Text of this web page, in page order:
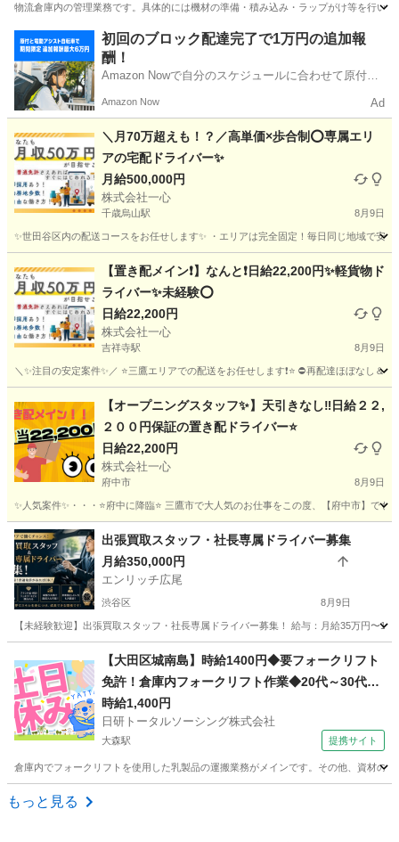
物流倉庫内の管理業務です。具体的には機材の準備・積み込み・ラップがけ等を行い
葛西臨海公園駅 ドライバー
初回のブロック配達完了で1万円の追加報
酬！
Amazon Nowで自分のスケジュールに合わせて原付や
う！
Amazon Now Ad
＼月70万超えも！？／高単価×歩合制⭕️専属エリ
アの宅配ドライバー✨
月給500,000円
株式会社一心
千歳烏山駅 8月9日
✨世田谷区内の配送コースをお任せします✨ ・エリアは完全固定！毎日同じ地域で
千歳烏山駅 物流 東京 世田谷区 物流
置き配
【置き配メイン❗️】なんと❗️日給22,200円✨軽貨物ド
ライバー✨未経験⭕️
日給22,200円
株式会社一心
吉祥寺駅 8月9日
＼✨注目の安定案件✨／ ⭐️三鷹エリアでの配送をお任せします❗️⭐️ ⛔再配達ほぼなし
吉祥寺駅 物流 世田谷区 物流
置き配
【オープニングスタッフ✨】天引きなし‼️日給２２,
２００円保証の置き配ドライバー⭐️
日給22,200円
株式会社一心
府中市 8月9日
✨人気案件✨・・・⭐️府中に降臨⭐️ 三鷹市で大人気のお仕事をこの度、【府中市】で
東京 府中市 ドライバー 国分寺市 ドライバー
置き配
出張買取スタッフ・社長専属ドライバー募集
月給350,000円
エンリッチ広尾
渋谷区 8月9日
【未経験歓迎】出張買取スタッフ・社長専属ドライバー募集！ 給与：月給35万円〜
ドライバー スタッフ
【大田区城南島】時給1400円◆要フォークリフト
免許！倉庫内フォークリフト作業◆20代～30代活
躍中
時給1,400円
日研トータルソーシング株式会社
大森駅 提携サイト
倉庫内でフォークリフトを使用した乳製品の運搬業務がメインです。その他、資材の
東京 大田区
もっと見る